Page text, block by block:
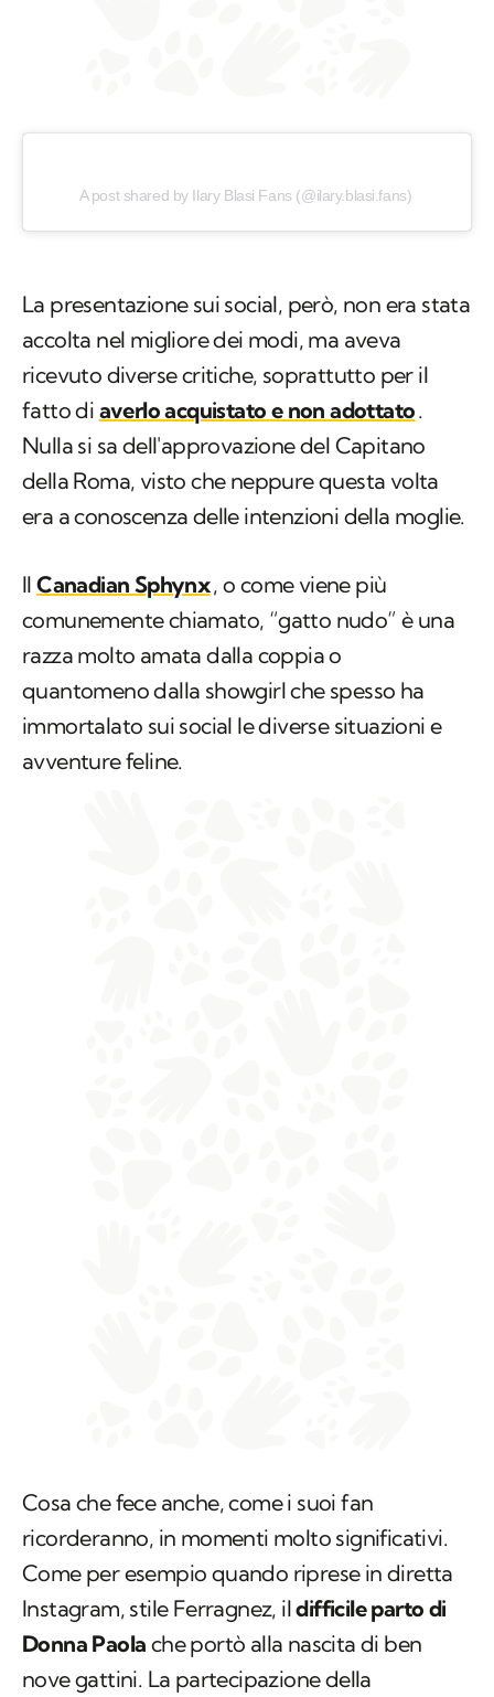
A post shared by Ilary Blasi Fans (@ilary.blasi.fans)
La presentazione sui social, però, non era stata
accolta nel migliore dei modi, ma aveva
ricevuto diverse critiche, soprattutto per il
fatto diaverlo acquistato e non adottato.
Nulla si sa dell'approvazione del Capitano
della Roma, visto che neppure questa volta
IlCanadian Sphynx, o come viene più
comunemente chiamato, “gatto nudo” è una
razza molto amata dalla coppia o
quantomeno dalla showgirl che spesso ha
immortalato sui social le diverse situazioni e
Cosa che fece anche, come i suoi fan
ricorderanno, in momenti molto significativi.
Come per esempio quando riprese in diretta
Instagram, stile Ferragnez, ildifficile parto di
Donna Paola che portò alla nascita di ben